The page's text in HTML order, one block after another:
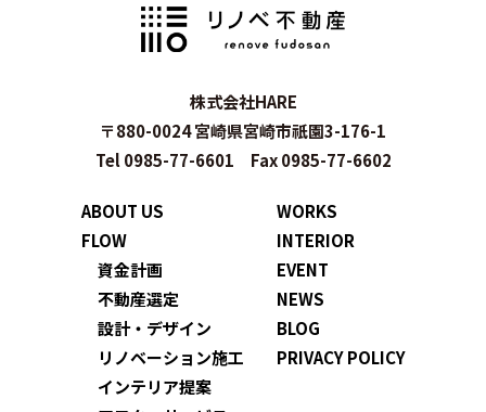
株式会社HARE
〒880-0024 宮崎県宮崎市祇園3-176-1
Tel 0985-77-6601 Fax 0985-77-6602
ABOUT US
FLOW
資金計画
不動産選定
設計・デザイン
リノベーション施工
インテリア提案
WORKS
INTERIOR
EVENT
NEWS
BLOG
PRIVACY POLICY